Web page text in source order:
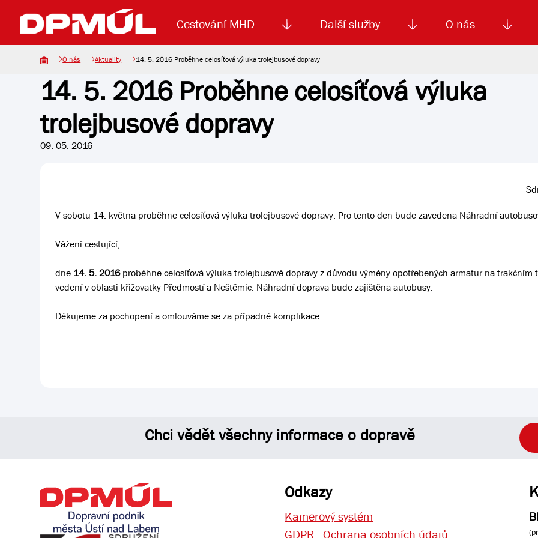
Cestování MHD
Uzavření mostu Dr. E. Beneše Koupit jízdenku Jízdné MHD El. jízdenka (EOS)
Další služby
Lanová dráha Reklama Smluvní doprava Autoškola
O nás
Základní údaje Aktuality Výběrová řízení Kariéra
O nás Aktuality 14. 5. 2016 Proběhne celosíťová výluka trolejbusové dopravy
14. 5. 2016 Proběhne celosíťová výluka
trolejbusové dopravy
09. 05. 2016
V sobotu 14. května proběhne celosíťová výluka trolejbusové dopravy. Pro tento den bude zavedena Náhradní
Vážení cestující,
dne 14. 5. 2016proběhne celosíťová výluka trolejbusové dopravy z důvodu výměny opotřebených armatur na trakčním
vedení v oblasti křižovatky Předmostí a Neštěmic. Náhradní doprava bude zajištěna autobusy.
Děkujeme za pochopení a omlouváme se za případné komplikace.
Chci vědět všechny informace o dopravě
Odkazy
Kamerový systém
GDPR - Ochrana osobních údajů